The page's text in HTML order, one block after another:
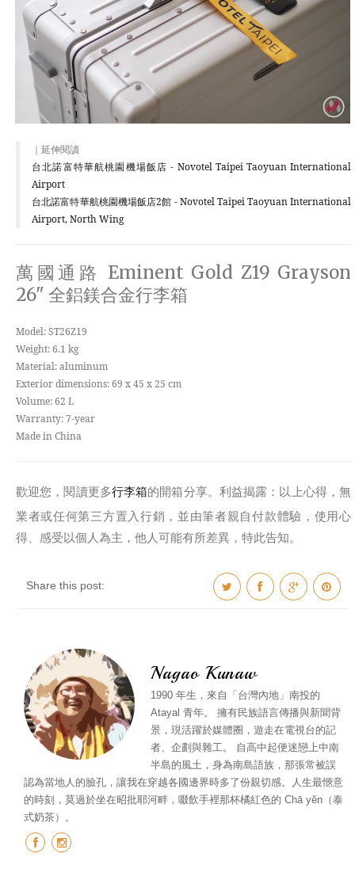
｜延伸閱讀
台北諾富特華航桃園機場飯店 - Novotel Taipei Taoyuan International
Airport
台北諾富特華航桃園機場飯店2館 - Novotel Taipei Taoyuan International
Airport, North Wing
萬國通路 Eminent Gold Z19 Grayson
26" 全鋁鎂合金行李箱
Model: ST26Z19
Weight: 6.1 kg
Material: aluminum
Exterior dimensions: 69 x 45 x 25 cm
Volume: 62 L
Warranty: 7-year
Made in China
歡迎您，閱讀更多行李箱的開箱分享。利益揭露：以上心得，無
業者或任何第三方置入行銷，並由筆者親自付款體驗，使用心
得、感受以個人為主，他人可能有所差異，特此告知。
Share this post:
Nagao Kunaw
1990 年生，來自「台灣內地」南投的
Atayal 青年。 擁有民族語言傳播與新聞背
景，現活躍於媒體圈，遊走在電視台的記
者、企劃與雜工。 自高中起便迷戀上中南
半島的風土，身為南島語族，那張常被誤
認為當地人的臉孔，讓我在穿越各國邊界時多了份親切感。人生最愜意
的時刻，莫過於坐在昭批耶河畔，啜飲手裡那杯橘紅色的 Chā yĕn（泰
式奶茶）。